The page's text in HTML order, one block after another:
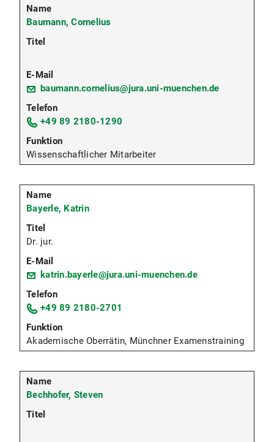
Baumann, Cornelius
baumann.cornelius@jura.uni-muenchen.de
+49 89 2180-1290
Wissenschaftlicher Mitarbeiter
Bayerle, Katrin
Dr. jur.
katrin.bayerle@jura.uni-muenchen.de
+49 89 2180-2701
Akademische Oberrätin, Münchner Examenstraining
Bechhofer, Steven